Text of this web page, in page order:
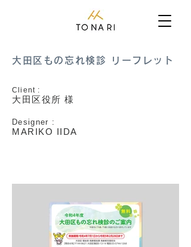
大田区もの忘れ検診 リーフレット
Client :
大田区役所 様
Designer :
MARIKO IIDA